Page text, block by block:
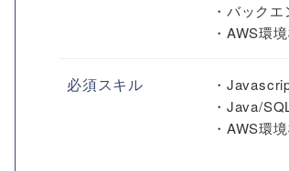
・バック
・AWS環
必須スキル
・
・Java/
・AWS環